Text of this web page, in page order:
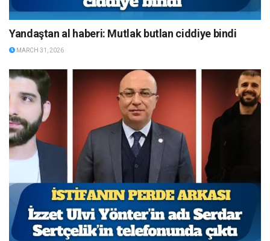
Yandaştan al haberi: Mutlak butlan ciddiye bindi
MARCH 31, 2026